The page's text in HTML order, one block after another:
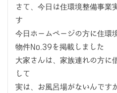
さて、今日は住環境整備事業
す
今日ホームページの方に住環
物件No.39を掲載しました
大家さんは、家族連れの方に
して
実は、お風呂場がないんです